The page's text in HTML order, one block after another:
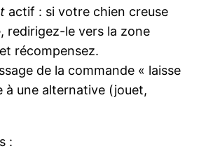
actif : si votre chien creuse
redirigez-le vers la zone
récompensez.
de la commande « laisse
à une alternative (jouet,
: